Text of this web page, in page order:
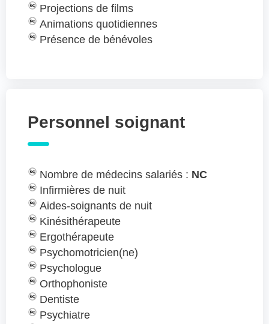
Projections de films
Animations quotidiennes
Présence de bénévoles
Personnel soignant
Nombre de médecins salariés : NC
Infirmières de nuit
Aides-soignants de nuit
Kinésithérapeute
Ergothérapeute
Psychomotricien(ne)
Psychologue
Orthophoniste
Dentiste
Psychiatre